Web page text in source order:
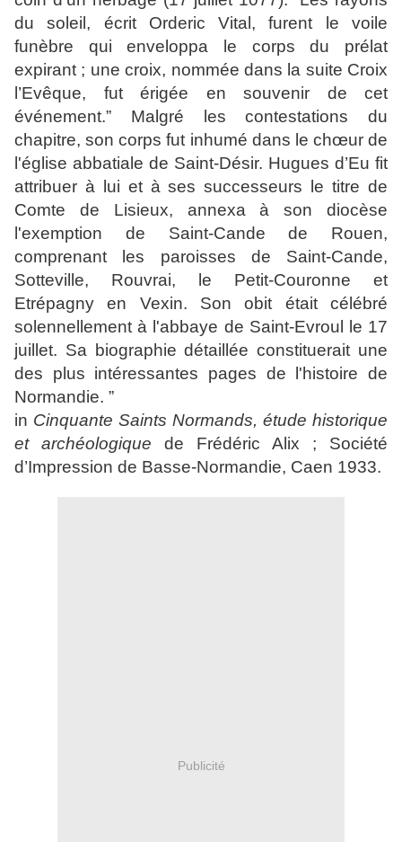
du soleil, écrit Orderic Vital, furent le voile
funèbre qui enveloppa le corps du prélat
expirant ; une croix, nommée dans la suite Croix
l’Evêque, fut érigée en souvenir de cet
événement.” Malgré les contestations du
chapitre, son corps fut inhumé dans le chœur de
l'église abbatiale de Saint-Désir. Hugues d’Eu fit
attribuer à lui et à ses successeurs le titre de
Comte de Lisieux, annexa à son diocèse
l'exemption de Saint-Cande de Rouen,
comprenant les paroisses de Saint-Cande,
Sotteville, Rouvrai, le Petit-Couronne et
Etrépagny en Vexin. Son obit était célébré
solennellement à l'abbaye de Saint-Evroul le 17
juillet. Sa biographie détaillée constituerait une
des plus intéressantes pages de l'histoire de
Normandie. ”
in Cinquante Saints Normands, étude historique
et archéologique de Frédéric Alix ; Société
d’Impression de Basse-Normandie, Caen 1933.
Publicité